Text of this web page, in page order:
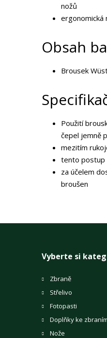
nožů
ergonomická
Obsah
Brousek
Použití
čepel jemně
mezitím
tento postup
za účelem
broušen
Vyberte si
Zbraně
Střelivo
Fotopasti
Doplňky ke
Nože